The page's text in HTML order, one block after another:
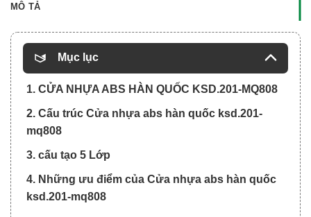
MÔ TẢ
Mục lục
1. CỬA NHỰA ABS HÀN QUỐC KSD.201-MQ808
2. Cấu trúc Cửa nhựa abs hàn quốc ksd.201-
mq808
3. cấu tạo 5 Lớp
4. Những ưu điểm của Cửa nhựa abs hàn quốc
ksd.201-mq808